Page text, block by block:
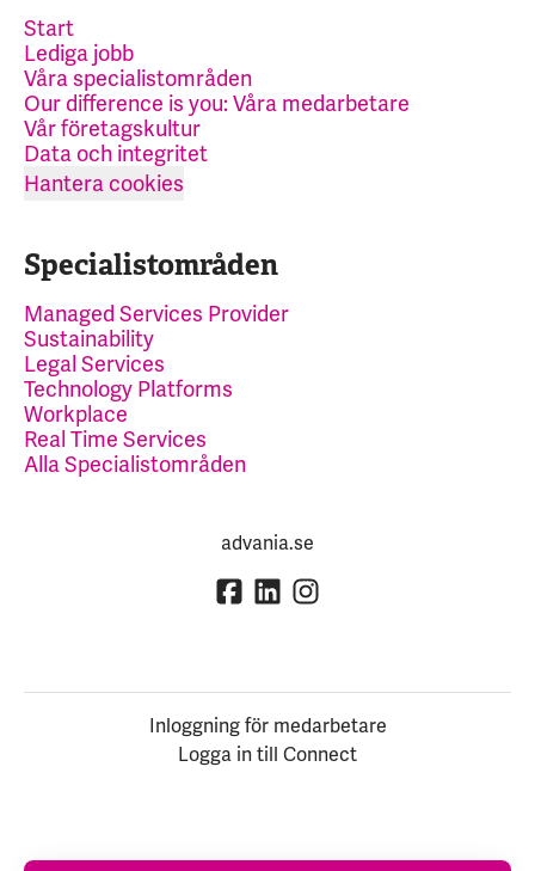
Start
Lediga jobb
Våra specialistområden
Our difference is you: Våra medarbetare
Vår företagskultur
Data och integritet
Hantera cookies
Specialistområden
Managed Services Provider
Sustainability
Legal Services
Technology Platforms
Workplace
Real Time Services
Alla Specialistområden
advania.se
Inloggning för medarbetare
Logga in till Connect